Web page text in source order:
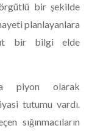
bir şekilde
planlayanlara
bir bilgi elde
piyon olarak
tutumu vardı.
sığınmacıların